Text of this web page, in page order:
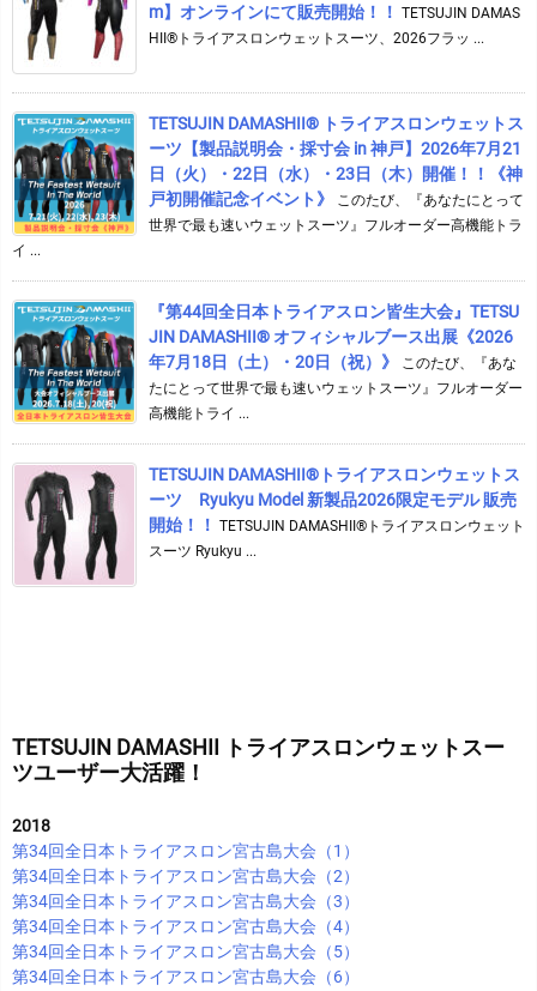
m】オンラインにて販売開始！！ TETSUJIN DAMAS
HII®トライアスロンウェットスーツ、2026フラッ ...
TETSUJIN DAMASHII® トライアスロンウェットス
ーツ【製品説明会・採寸会 in 神戸】2026年7月21
日（火）・22日（水）・23日（木）開催！！《神
戸初開催記念イベント》
このたび、『あなたにとって
世界で最も速いウェットスーツ』フルオーダー高機能トラ
イ ...
『第44回全日本トライアスロン皆生大会』TETSU
JIN DAMASHII® オフィシャルブース出展《2026
年7月18日（土）・20日（祝）》
このたび、『あな
たにとって世界で最も速いウェットスーツ』フルオーダー
高機能トライ ...
TETSUJIN DAMASHII®︎トライアスロンウェットス
ーツ Ryukyu Model 新製品2026限定モデル 販売
開始！！ TETSUJIN DAMASHII®︎トライアスロンウェット
スーツ Ryukyu ...
TETSUJIN DAMASHII トライアスロンウェットスー
ツユーザー大活躍！
2018
第34回全日本トライアスロン宮古島大会（1）
第34回全日本トライアスロン宮古島大会（2）
第34回全日本トライアスロン宮古島大会（3）
第34回全日本トライアスロン宮古島大会（4）
第34回全日本トライアスロン宮古島大会（5）
第34回全日本トライアスロン宮古島大会（6）